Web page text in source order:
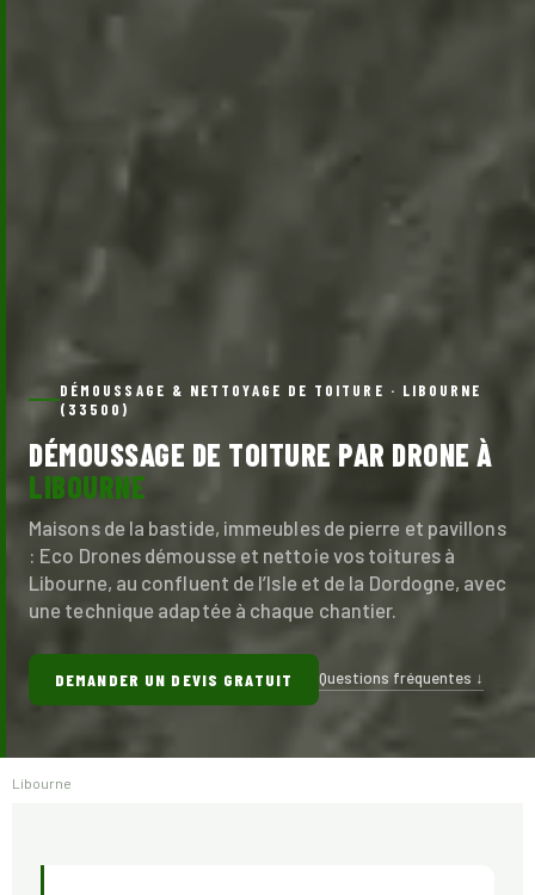
DÉMOUSSAGE & NETTOYAGE DE TOITURE · LIBOURNE
(33500)
DÉMOUSSAGE DE TOITURE PAR DRONE À
LIBOURNE
Maisons de la bastide, immeubles de pierre et pavillons
: Eco Drones démousse et nettoie vos toitures à
Libourne, au confluent de l’Isle et de la Dordogne, avec
une technique adaptée à chaque chantier.
DEMANDER UN DEVIS GRATUIT Questions fréquentes ↓
Libourne